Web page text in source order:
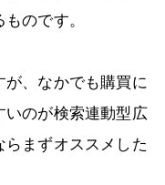
のです。
、なかでも購買に
いのが検索連動型広
まずオススメした